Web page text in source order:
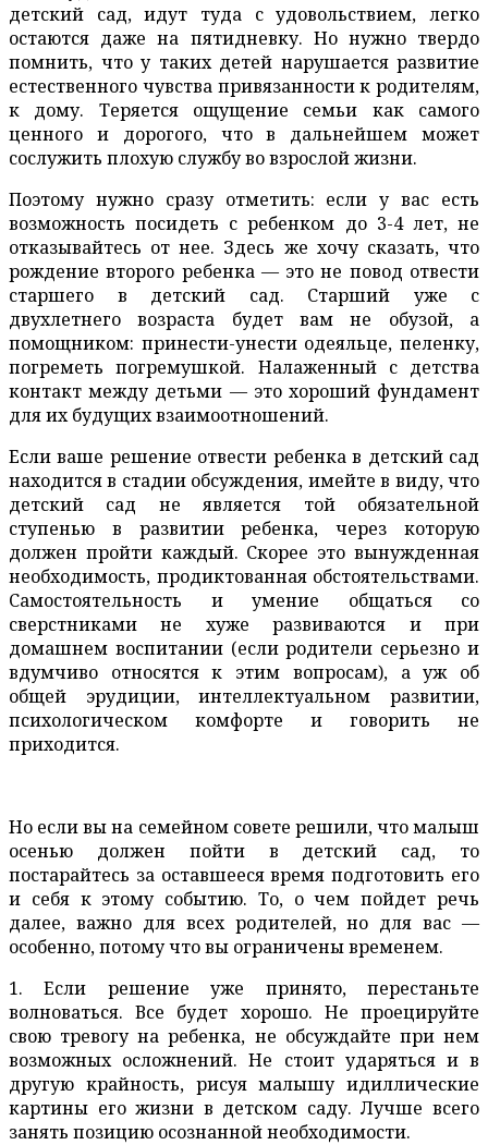
детский сад, идут туда с удовольствием, легко
остаются даже на пятидневку. Но нужно твердо
помнить, что у таких детей нарушается развитие
естественного чувства привязанности к родителям,
к дому. Теряется ощущение семьи как самого
ценного и дорогого, что в дальнейшем может
сослужить плохую службу во взрослой жизни.
Поэтому нужно сразу отметить: если у вас есть
возможность посидеть с ребенком до 3-4 лет, не
отказывайтесь от нее. Здесь же хочу сказать, что
рождение второго ребенка — это не повод отвести
старшего в детский сад. Старший уже с
двухлетнего возраста будет вам не обузой, а
помощником: принести-унести одеяльце, пеленку,
погреметь погремушкой. Налаженный с детства
контакт между детьми — это хороший фундамент
для их будущих взаимоотношений.
Если ваше решение отвести ребенка в детский сад
находится в стадии обсуждения, имейте в виду, что
детский сад не является той обязательной
ступенью в развитии ребенка, через которую
должен пройти каждый. Скорее это вынужденная
необходимость, продиктованная обстоятельствами.
Самостоятельность и умение общаться со
сверстниками не хуже развиваются и при
домашнем воспитании (если родители серьезно и
вдумчиво относятся к этим вопросам), а уж об
общей эрудиции, интеллектуальном развитии,
психологическом комфорте и говорить не
приходится.
Но если вы на семейном совете решили, что малыш
осенью должен пойти в детский сад, то
постарайтесь за оставшееся время подготовить его
и себя к этому событию. То, о чем пойдет речь
далее, важно для всех родителей, но для вас —
особенно, потому что вы ограничены временем.
1. Если решение уже принято, перестаньте
волноваться. Все будет хорошо. Не проецируйте
свою тревогу на ребенка, не обсуждайте при нем
возможных осложнений. Не стоит ударяться и в
другую крайность, рисуя малышу идиллические
картины его жизни в детском саду. Лучше всего
занять позицию осознанной необходимости.